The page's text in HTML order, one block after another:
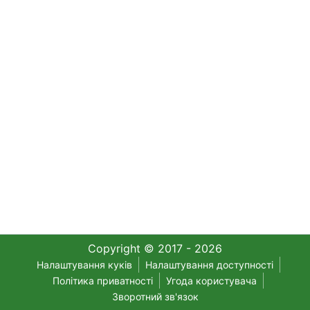
Copyright © 2017 - 2026
Налаштування куків
Налаштування доступності
Політика приватності
Угода користувача
Зворотний зв'язок